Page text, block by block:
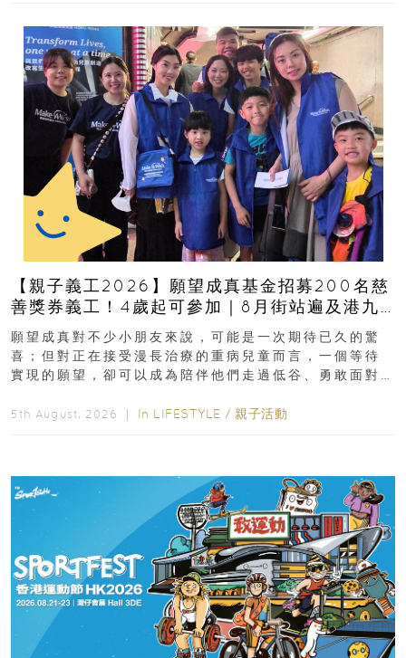
【親子義工2026】願望成真基金招募200名慈
善獎券義工！4歲起可參加｜8月街站遍及港九
新界
願望成真對不少小朋友來說，可能是一次期待已久的驚
喜；但對正在接受漫長治療的重病兒童而言，一個等待
實現的願望，卻可以成為陪伴他們走過低谷、勇敢面對
5th August, 2026 ｜ In LIFESTYLE / 親子活動